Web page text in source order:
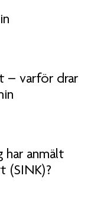
– varför drar
har anmält
(SINK)?